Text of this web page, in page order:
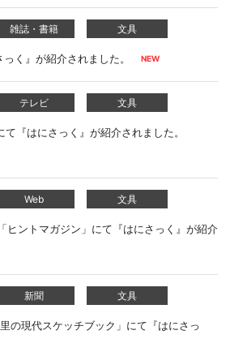
雑誌・書籍 文具
く』が紹介されました。
テレビ 文具
『はにさっく』が紹介されました。
Web 文具
ヒントマガジン」にて『はにさっく』が紹介
新聞 文具
の現代スケッチブック」にて『はにさっ